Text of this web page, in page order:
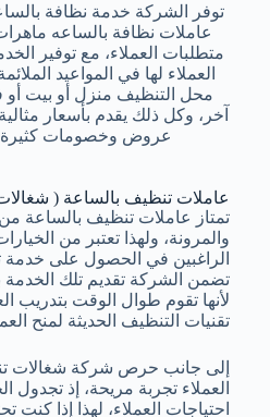
توفر الشركة خدمة نظافة
عاملات نظافة بالساعه
متطلبات العملاء، مع توفير
العملاء لها في المواعيد
محل التنظيف منزل أو بيت أو
آخر، وكل ذلك يقدم بأسعار
عروض وخصومات كثيرة
عاملات تنظيف بالساعة (
تمتاز عاملات تنظيف بالساعة من
والمرونة، ولهذا تعتبر من
الراغبين في الحصول على خدمة
تضمن الشركة تقديم تلك الخدمة
لأنها تقوم طوال الوقت بتدريب
تقنيات التنظيف الحديثة لمنح
إلى جانب حرص شركة شغالات
العملاء تجربة مريحة، إذ تجدول
احتياجات العملاء، لهذا إذا كنت